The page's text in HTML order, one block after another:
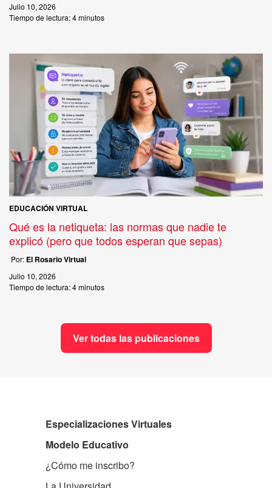
Julio 10, 2026
Tiempo de lectura:4 minutos
EDUCACIÓN VIRTUAL
Qué es la netiqueta: las normas que nadie te
explicó (pero que todos esperan que sepas)
Por: El Rosario Virtual
Julio 10, 2026
Tiempo de lectura:4 minutos
Ver todas las publicaciones
Especializaciones Virtuales
Modelo Educativo
¿Cómo me inscribo?